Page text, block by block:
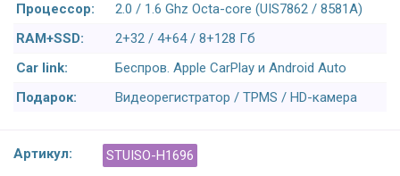
Процессор:
2.0 / 1.6 Ghz Octa-core (UIS7862 / 8581A)
RAM+SSD:
2+32 / 4+64 / 8+128 Гб
Car link:
Беспров. Apple CarPlay и Android Auto
Подарок:
Видеорегистратор / TPMS / HD-камера
Артикул: STUISO-H1696